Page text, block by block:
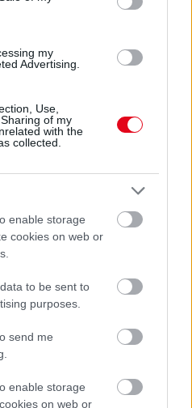
my
Advertising.
Use,
of my
with the
collected.
enable storage
cookies on web or
to be sent to
purposes.
send me
enable storage
on web or
szervezeted fontos dologra